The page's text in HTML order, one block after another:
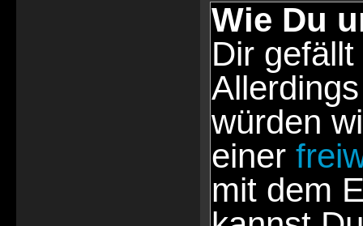
Wie Du
Dir
würden
einer
mit dem